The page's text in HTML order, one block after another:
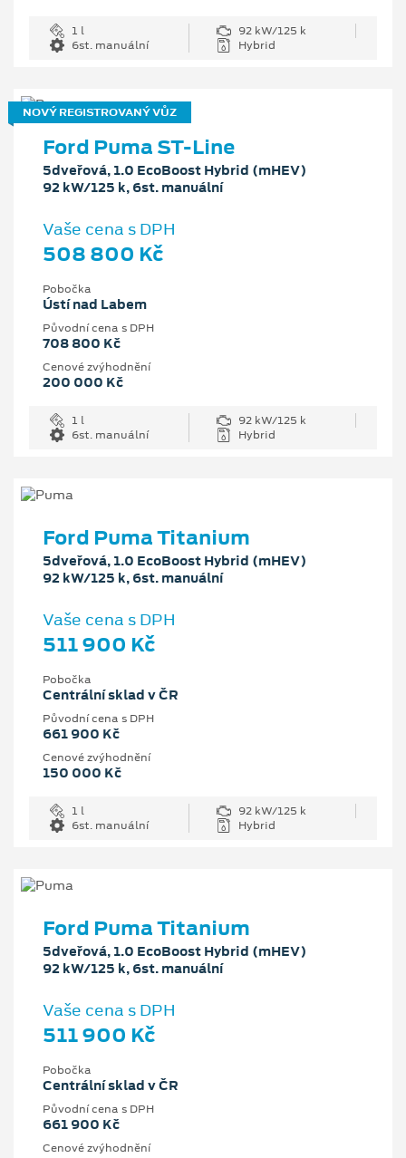
1 l
92 kW/125 k
6st. manuální
Hybrid
NOVÝ REGISTROVANÝ VŮZ
Ford Puma ST-Line
5dveřová, 1.0 EcoBoost Hybrid (mHEV)
92 kW/125 k, 6st. manuální
Vaše cena s DPH
508 800 Kč
Pobočka
Ústí nad Labem
Původní cena s DPH
708 800 Kč
Cenové zvýhodnění
200 000 Kč
1 l
92 kW/125 k
6st. manuální
Hybrid
Ford Puma Titanium
5dveřová, 1.0 EcoBoost Hybrid (mHEV)
92 kW/125 k, 6st. manuální
Vaše cena s DPH
511 900 Kč
Pobočka
Centrální sklad v ČR
Původní cena s DPH
661 900 Kč
Cenové zvýhodnění
150 000 Kč
1 l
92 kW/125 k
6st. manuální
Hybrid
Ford Puma Titanium
5dveřová, 1.0 EcoBoost Hybrid (mHEV)
92 kW/125 k, 6st. manuální
Vaše cena s DPH
511 900 Kč
Pobočka
Centrální sklad v ČR
Původní cena s DPH
661 900 Kč
Cenové zvýhodnění